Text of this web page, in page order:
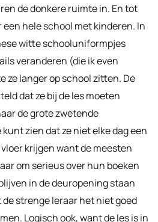
de donkere ruimte in. En tot
hele school met kinderen. In
witte schooluniformpjes
veranderen (die ik even
ze langer op school zitten. De
dat ze bij de les moeten
de grote zwetende
zien dat ze niet elke dag een
krijgen want de meesten
om serieus over hun boeken
in de deuropening staan
strenge leraar het niet goed
Logisch ook, want de les is in